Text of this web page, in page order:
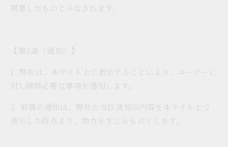
同意したものとみなされます。
【第2条（通知）】
1. 弊社は、本サイト上で表示することにより、ユーザーに
対し随時必要な事項を通知します。
2. 前項の通知は、弊社が当該通知の内容を本サイト上で
表示した時点より、効力を生じるものとします。